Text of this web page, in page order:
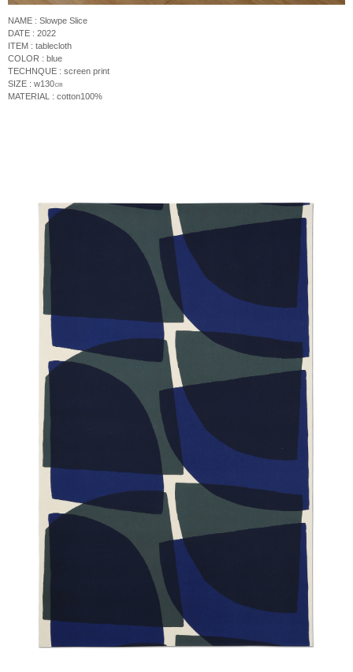
NAME : Slowpe Slice
DATE : 2022
ITEM : tablecloth
COLOR : blue
TECHNQUE : screen print
SIZE : w130㎝
MATERIAL : cotton100%